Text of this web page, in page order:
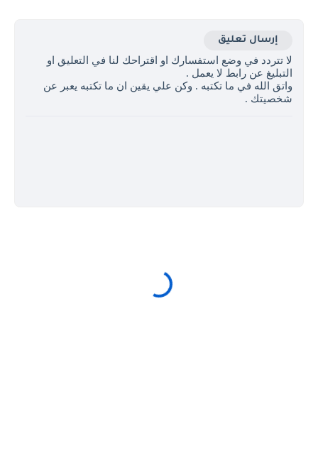
إرسال تعليق
لا تتردد في وضع استفسارك او اقتراحك لنا في التعليق او
التبليغ عن رابط لا يعمل .
واتق الله في ما تكتبه . وكن علي يقين ان ما تكتبه يعبر عن
شخصيتك .